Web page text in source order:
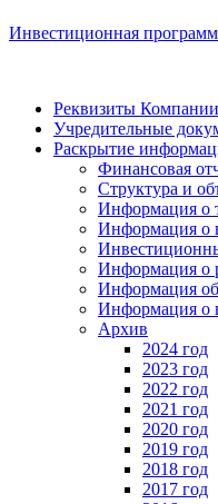
Инвестиционная
Реквизиты Компании
Учредительные
Раскрытие
Финансовая
Структура и
Информация о
Информация о
Информация о
Информация
Информация о
Архив
2024 год
2023 год
2022 год
2021 год
2020 год
2019 год
2018 год
2017 год